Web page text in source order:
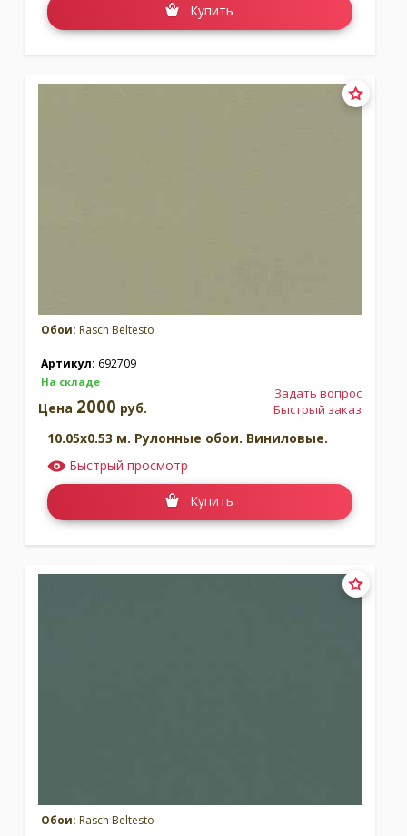
Купить
Обои: Rasch Beltesto
Артикул: 692709
На складе
Задать вопрос
Быстрый заказ
Цена 2000 руб.
10.05x0.53 м. Рулонные обои. Виниловые.
Быстрый просмотр
Купить
Обои: Rasch Beltesto